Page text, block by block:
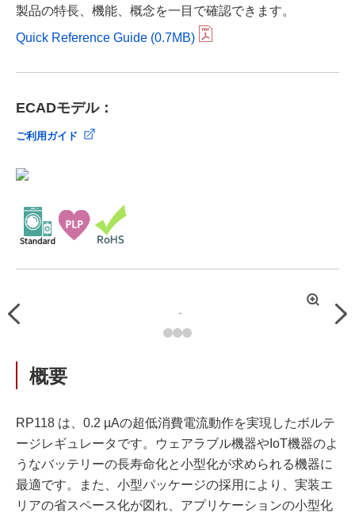
製品の特長、機能、概念を一目で確認できます。
Quick Reference Guide (0.7MB)
ECADモデル：
ご利用ガイド
Previous
拡
概要
RP118 は、0.2 µAの超低消費電流動作を実現したボルテ
ージレギュレータです。ウェアラブル機器やIoT機器のよ
うなバッテリーの長寿命化と小型化が求められる機器に
最適です。また、小型パッケージの採用により、実装エ
リアの省スペース化が図れ、アプリケーションの小型化